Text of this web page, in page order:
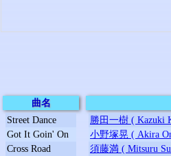
曲名
Street Dance
Got It Goin' On
Cross Road
勝田一樹 ( Kazuki
小野塚晃 ( Akira
須藤満 ( Mitsuru